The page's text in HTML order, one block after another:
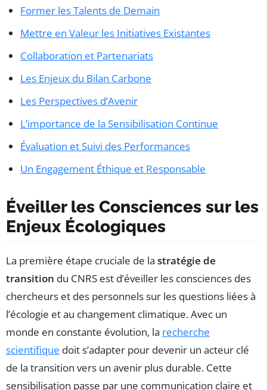
Former les Talents de Demain
Mettre en Valeur les Initiatives Existantes
Collaboration et Partenariats
Les Enjeux du Bilan Carbone
Les Perspectives d’Avenir
L’importance de la Sensibilisation Continue
Évaluation et Suivi des Performances
Un Engagement Éthique et Responsable
Éveiller les Consciences sur les
Enjeux Écologiques
La première étape cruciale de la stratégie de
transition du CNRS est d’éveiller les consciences des
chercheurs et des personnels sur les questions liées à
l’écologie et au changement climatique. Avec un
monde en constante évolution, la recherche
scientifique doit s’adapter pour devenir un acteur clé
de la transition vers un avenir plus durable. Cette
sensibilisation passe par une communication claire et